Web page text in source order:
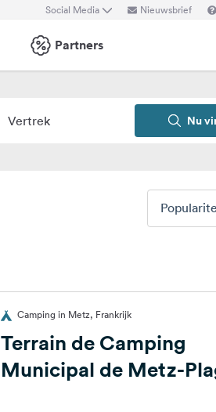
Social Media Nieuwsbrief
Partners
Vertrek Nu
Camping in Metz, Frankrijk
Terrain de Camping
Municipal de Metz-